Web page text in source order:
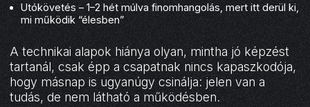
Utókövetés – 1–2 hét múlva finomhangolás, mert itt derül ki,
mi működik “élesben”
A technikai alapok hiánya olyan, mintha jó képzést
tartanál, csak épp a csapatnak nincs kapaszkodója,
hogy másnap is ugyanúgy csinálja: jelen van a
tudás, de nem látható a működésben.